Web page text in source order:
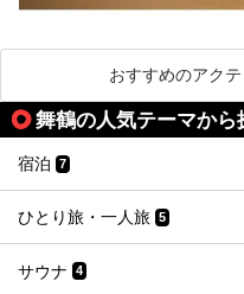
おすすめのアク
舞鶴の人気テーマから
宿泊 7
ひとり旅・一人旅 5
サウナ 4